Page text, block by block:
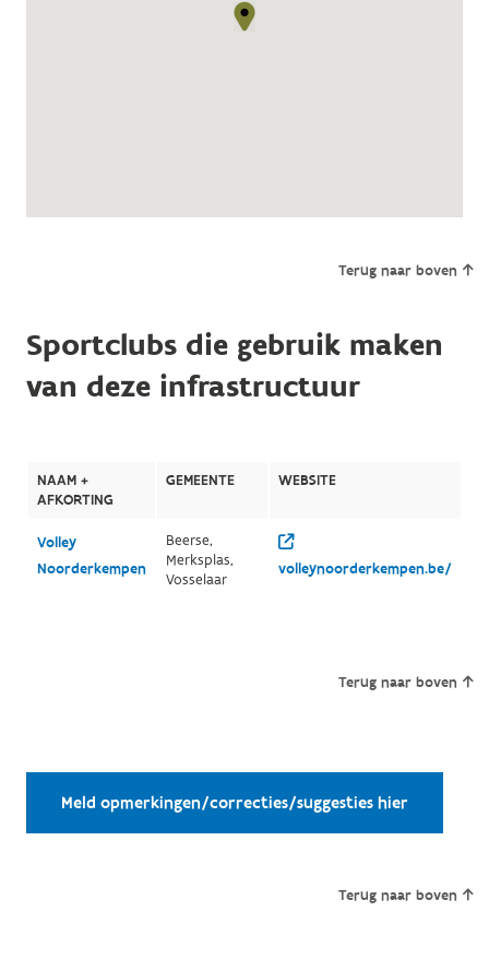
Terug naar boven
Sportclubs die gebruik maken
van deze infrastructuur
NAAM +
AFKORTING
GEMEENTE WEBSITE
Volley
Noorderkempen
Beerse,
Merksplas,
Vosselaar
volleynoorderkempen.be/
Terug naar boven
Meld opmerkingen/correcties/suggesties hier
Terug naar boven